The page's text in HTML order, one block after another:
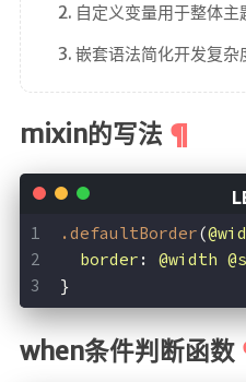
自定义变量用于整体主
嵌套语法简化开发复杂
mixin的写法
.defaultBorder(
border : @width
}
when条件判断函数
首页